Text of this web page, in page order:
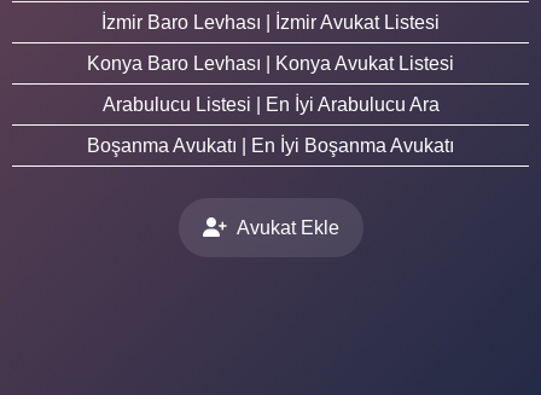
İzmir Baro Levhası | İzmir Avukat Listesi
Konya Baro Levhası | Konya Avukat Listesi
Arabulucu Listesi | En İyi Arabulucu Ara
Boşanma Avukatı | En İyi Boşanma Avukatı
Avukat Ekle